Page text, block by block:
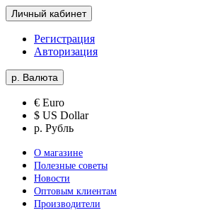
Личный кабинет
Регистрация
Авторизация
р. Валюта
€ Euro
$ US Dollar
р. Рубль
О магазине
Полезные советы
Новости
Оптовым клиентам
Производители